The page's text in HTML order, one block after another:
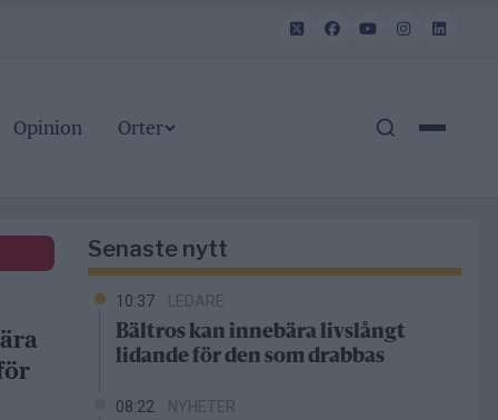
Opinion Orter
Senaste nytt
10:37 LEDARE
Bältros kan innebära livslångt
lidande för den som drabbas
08:22 NYHETER